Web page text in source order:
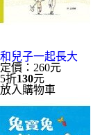
和兒子一起長大
定價：260元
5折130元
放入購物車